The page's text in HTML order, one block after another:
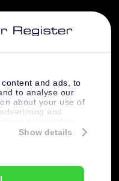
and ads, to
to analyse our
about your use of
and
to them or that
Show details